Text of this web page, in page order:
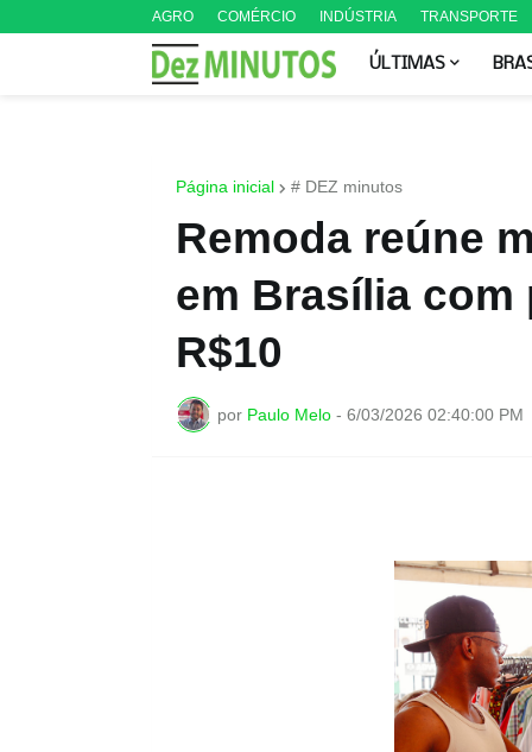
AGRO COMÉRCIO INDÚSTRIA TRANSPORTE
ÚLTIMAS
Página inicial # DEZ minutos
Remoda reúne
em Brasília com
R$10
por Paulo Melo - 6/03/2026 02:40:00 PM